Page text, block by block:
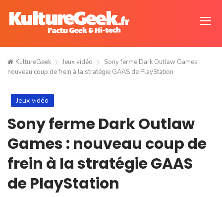
KultureGeek Jeux vidéo
Sony ferme Dark Outlaw Games :
nouveau coup de frein à la stratégie GAAS de PlayStation
Jeux vidéo
Sony ferme Dark Outlaw
Games : nouveau coup de
frein à la stratégie GAAS
de PlayStation